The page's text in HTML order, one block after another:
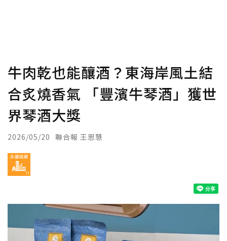
牛肉乾也能釀酒？東海岸風土結
合炙燒香氣 「豐濱牛琴酒」獲世
界琴酒大獎
2026/05/20 聯合報 王思慧